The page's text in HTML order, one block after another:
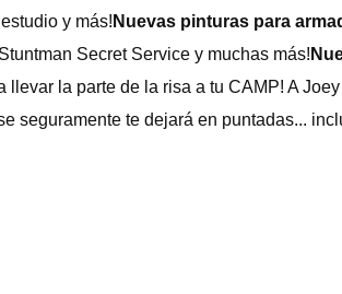
y más! Nuevas pinturas para
Secret Service y muchas más!
la parte de la risa a tu CAMP! A
seguramente te dejará en puntadas...